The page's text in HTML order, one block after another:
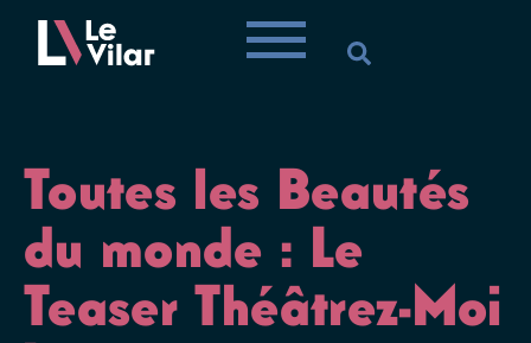
Toutes les Beautés
du monde : Le
Teaser Théâtrez-Moi